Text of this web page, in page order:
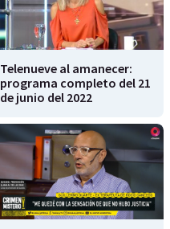
Telenueve al amanecer:
programa completo del 21
de junio del 2022